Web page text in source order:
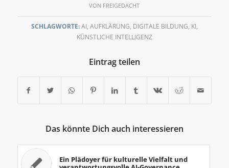
VON FREIGEDACHT
SCHLAGWORTE:AI AUFKLÄRUNG DIGITALE BILDUNG KI
KÜNSTLICHE INTELLIGENZ
Eintrag teilen
Das könnte Dich auch interessieren
Ein Plädoyer für kulturelle Vielfalt und